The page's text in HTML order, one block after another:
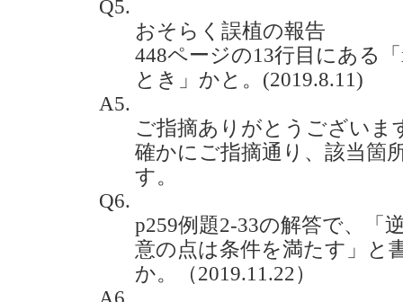
Q5.
おそらく誤植の報告
448ページの13行目にある
とき」かと。(2019.8.11)
A5.
ご指摘ありがとうございま
確かにご指摘通り、該当
す。
Q6.
p259例題2-33の解答で、「
意の点は条件を満たす」と
か。（2019.11.22）